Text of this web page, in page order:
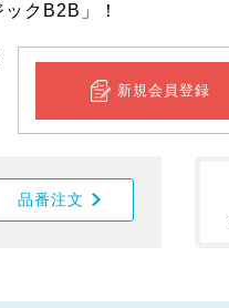
クB2B」！
新規会員登録
品番注文